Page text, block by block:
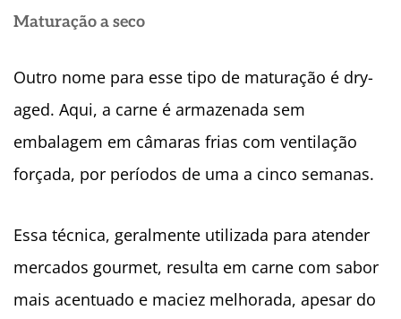
Maturação a seco
Outro nome para esse tipo de maturação é dry-
aged. Aqui, a carne é armazenada sem
embalagem em câmaras frias com ventilação
forçada, por períodos de uma a cinco semanas.
Essa técnica, geralmente utilizada para atender
mercados gourmet, resulta em carne com sabor
mais acentuado e maciez melhorada, apesar do